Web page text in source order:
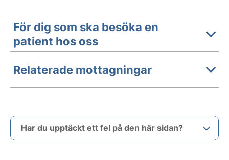
För dig som ska besöka en
patient hos oss
Relaterade mottagningar
Har du upptäckt ett fel på den här sidan?